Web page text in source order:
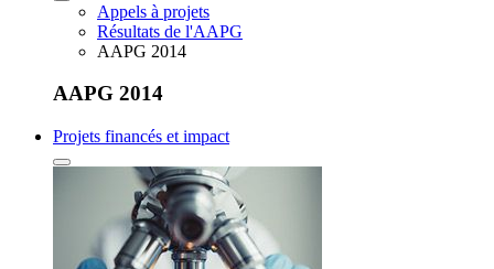
Appels à projets
Résultats de l'AAPG
AAPG 2014
AAPG 2014
Projets financés et impact